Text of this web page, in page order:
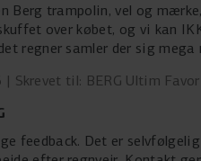
Berg trampolin, vel og
over købet, og vi kan
regner samler der sig
Skrevet til: BERG Ultim
feedback. Det er